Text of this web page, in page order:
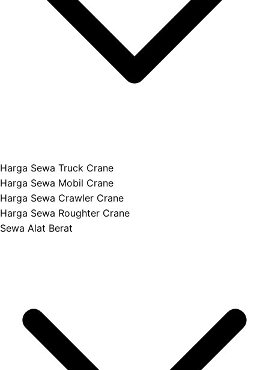
Harga Sewa Truck Crane
Harga Sewa Mobil Crane
Harga Sewa Crawler Crane
Harga Sewa Roughter Crane
Sewa Alat Berat